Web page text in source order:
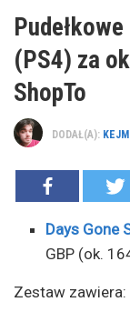
(PS4) za
ShopTo
DODAŁ(A):
Days Gone
GBP (ok.
Zestaw zawiera: